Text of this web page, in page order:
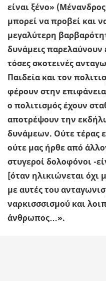
είναι ξένο»
μπορεί να προβεί και
μεγαλύτερη
δυνάμεις
τόσες σκοτεινές
Παιδεία και τον
φέρουν στην
ο πολιτισμός έχουν
αποτρέψουν την
δυνάμεων. Ούτε τέρας
ούτε μας ήρθε από
στυγεροί δολοφόνοι -
[όταν ηλικιώνεται όχι
με αυτές του
ναρκισσσισμού και
άνθρωπος…».